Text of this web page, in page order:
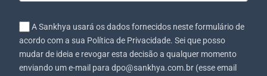
A Sankhya usará os dados fornecidos neste formulário de
acordo com a sua Política de Privacidade. Sei que posso
mudar de ideia e revogar esta decisão a qualquer momento
enviando um e-mail para dpo@sankhya.com.br (esse email